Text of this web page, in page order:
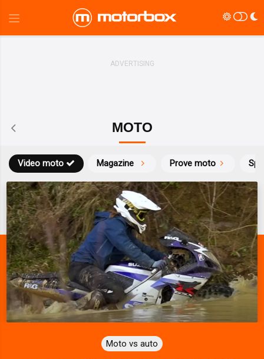
MOTO
Magazine Prove moto
Video moto
Moto vs auto